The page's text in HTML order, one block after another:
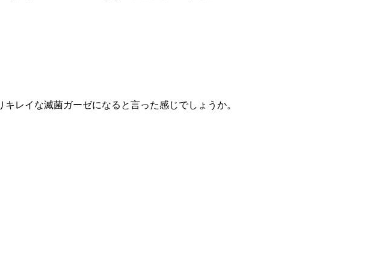
レイな滅菌ガーゼになると言った感じでしょうか。